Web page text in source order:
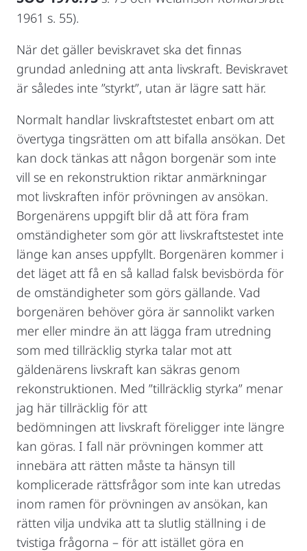
1961 s. 55).
När det gäller beviskravet ska det finnas
grundad anledning att anta livskraft. Beviskravet
är således inte ”styrkt”, utan är lägre satt här.
Normalt handlar livskraftstestet enbart om att
övertyga tingsrätten om att bifalla ansökan. Det
kan dock tänkas att någon borgenär som inte
vill se en rekonstruktion riktar anmärkningar
mot livskraften inför prövningen av ansökan.
Borgenärens uppgift blir då att föra fram
omständigheter som gör att livskraftstestet inte
länge kan anses uppfyllt. Borgenären kommer i
det läget att få en så kallad falsk bevisbörda för
de omständigheter som görs gällande. Vad
borgenären behöver göra är sannolikt varken
mer eller mindre än att lägga fram utredning
som med tillräcklig styrka talar mot att
gäldenärens livskraft kan säkras genom
rekonstruktionen. Med ”tillräcklig styrka” menar
jag här tillräcklig för att
bedömningen att livskraft föreligger inte längre
kan göras. I fall när prövningen kommer att
innebära att rätten måste ta hänsyn till
komplicerade rättsfrågor som inte kan utredas
inom ramen för prövningen av ansökan, kan
rätten vilja undvika att ta slutlig ställning i de
tvistiga frågorna – för att istället göra en